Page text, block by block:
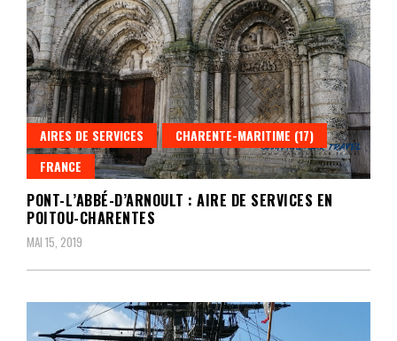
AIRES DE SERVICES
CHARENTE-MARITIME (17)
FRANCE
PONT-L’ABBÉ-D’ARNOULT : AIRE DE SERVICES EN
POITOU-CHARENTES
MAI 15, 2019